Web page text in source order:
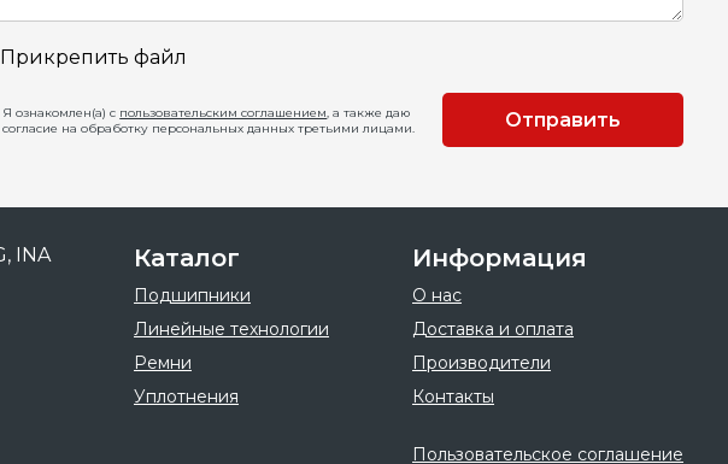
Прикрепить файл
Я ознакомлен(а) с пользовательским соглашением , а также даю
согласие на обработку персональных данных третьими лицами.
Отправить
Каталог
Подшипники
Линейные технологии
Ремни
Уплотнения
Информация
О нас
Доставка и оплата
Производители
Контакты
Пользовательское соглашение